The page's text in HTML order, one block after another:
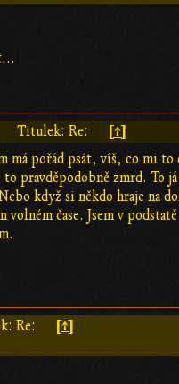
Titulek: Re: [↑]
pořád psát, víš, co mi to
pravděpodobně zmrd. To
když si někdo hraje na
čase. Jsem v
Re: [↑]